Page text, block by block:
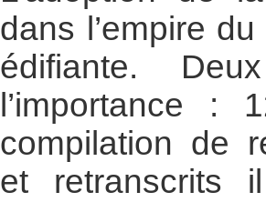
dans l’empire
édifiante.
l’importance :
compilation de
et retranscrits